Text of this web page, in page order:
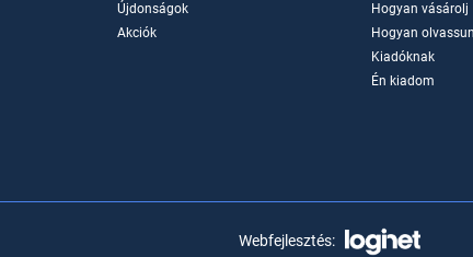
Újdonságok
Akciók
Hogyan vásárolj
Hogyan
Kiadóknak
Én kiadom
Webfejlesztés: